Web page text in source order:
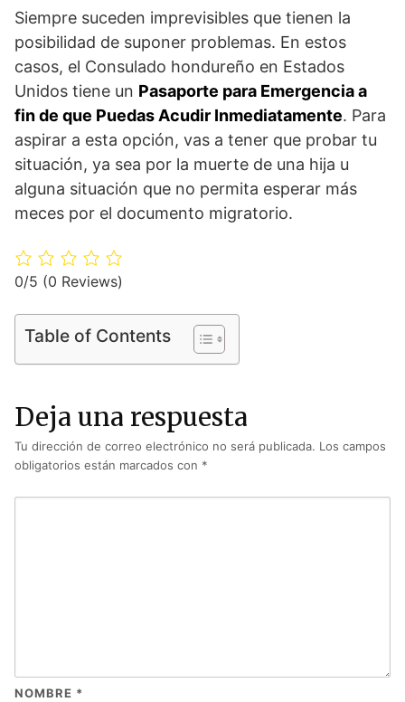
Siempre suceden imprevisibles que tienen la
posibilidad de suponer problemas. En estos
casos, el Consulado hondureño en Estados
Unidos tiene un Pasaporte para Emergencia a
fin de que Puedas Acudir Inmediatamente. Para
aspirar a esta opción, vas a tener que probar tu
situación, ya sea por la muerte de una hija u
alguna situación que no permita esperar más
meces por el documento migratorio.
0/5 (0 Reviews)
Table of Contents
Deja una respuesta
Tu dirección de correo electrónico no será publicada. Los campos
obligatorios están marcados con *
NOMBRE *